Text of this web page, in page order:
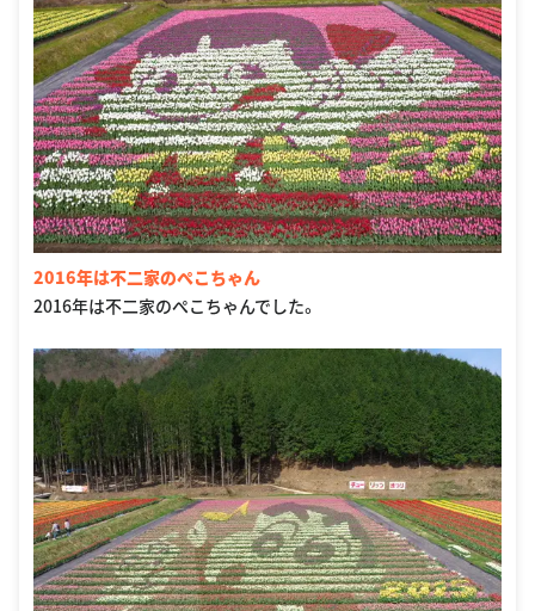
2016年は不二家のぺこちゃん
2016年は不二家のぺこちゃんでした。